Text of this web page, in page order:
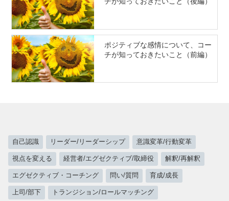
ポジティブな感情について、コー
チが知っておきたいこと（前編）
自己認識 リーダー/リーダーシップ 意識変革/行動変革
視点を変える 経営者/エグゼクティブ/取締役 解釈/再解釈
エグゼクティブ・コーチング 問い/質問 育成/成長
上司/部下 トランジション/ロールマッチング